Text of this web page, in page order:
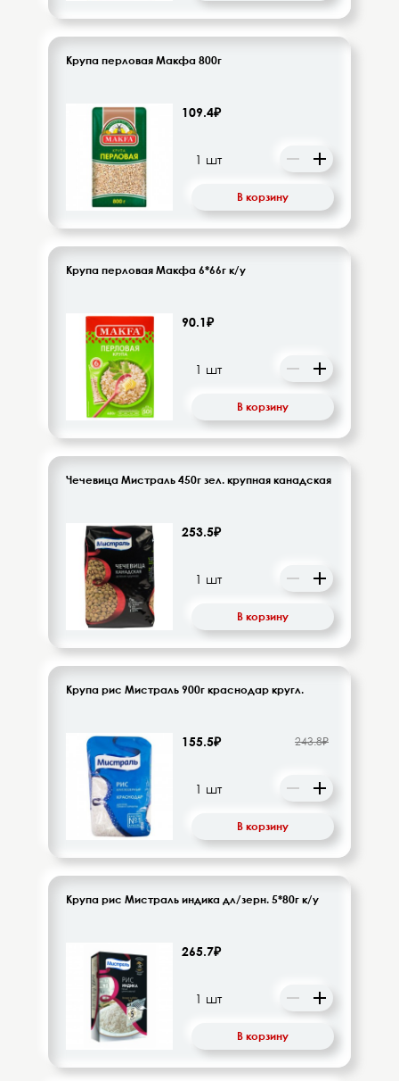
Крупа перловая Макфа 800г
109.4₽
В корзину
Крупа перловая Макфа 6*66г к/у
90.1₽
В корзину
Чечевица Мистраль 450г зел. крупная канадская
253.5₽
В корзину
Крупа рис Мистраль 900г краснодар кругл.
155.5₽ 243.8₽
В корзину
Крупа рис Мистраль индика дл/зерн. 5*80г к/у
265.7₽
В корзину